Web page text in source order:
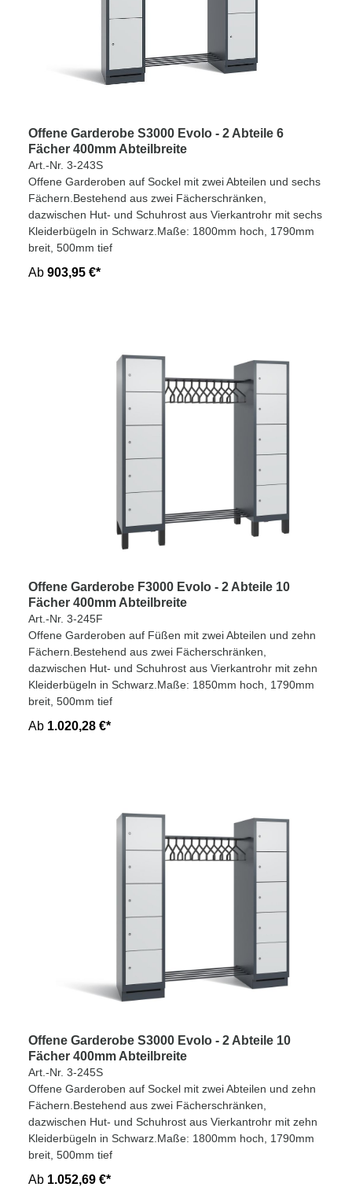
Offene Garderobe S3000 Evolo - 2 Abteile 6
Fächer 400mm Abteilbreite
Art.-Nr. 3-243S
Offene Garderoben auf Sockel mit zwei Abteilen und sechs
Fächern.Bestehend aus zwei Fächerschränken,
dazwischen Hut- und Schuhrost aus Vierkantrohr mit sechs
Kleiderbügeln in Schwarz.Maße: 1800mm hoch, 1790mm
breit, 500mm tief
Ab 903,95 €*
Offene Garderobe F3000 Evolo - 2 Abteile 10
Fächer 400mm Abteilbreite
Art.-Nr. 3-245F
Offene Garderoben auf Füßen mit zwei Abteilen und zehn
Fächern.Bestehend aus zwei Fächerschränken,
dazwischen Hut- und Schuhrost aus Vierkantrohr mit zehn
Kleiderbügeln in Schwarz.Maße: 1850mm hoch, 1790mm
breit, 500mm tief
Ab 1.020,28 €*
Offene Garderobe S3000 Evolo - 2 Abteile 10
Fächer 400mm Abteilbreite
Art.-Nr. 3-245S
Offene Garderoben auf Sockel mit zwei Abteilen und zehn
Fächern.Bestehend aus zwei Fächerschränken,
dazwischen Hut- und Schuhrost aus Vierkantrohr mit zehn
Kleiderbügeln in Schwarz.Maße: 1800mm hoch, 1790mm
breit, 500mm tief
Ab 1.052,69 €*